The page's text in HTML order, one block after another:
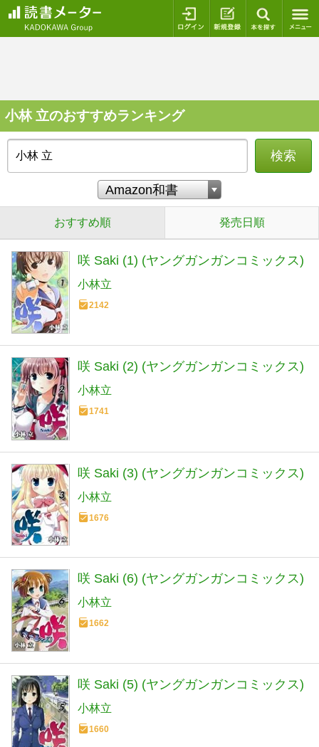
ログイン 新規登録
小林 立のおすすめランキング
検索
おすすめ順 発売日順
咲 Saki (1) (ヤングガンガンコミックス)
小林立
2142
咲 Saki (2) (ヤングガンガンコミックス)
小林立
1741
咲 Saki (3) (ヤングガンガンコミックス)
小林立
1676
咲 Saki (6) (ヤングガンガンコミックス)
小林立
1662
咲 Saki (5) (ヤングガンガンコミックス)
小林立
1660